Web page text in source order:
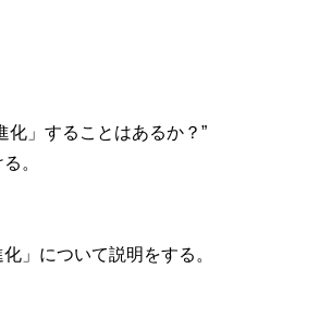
化」することはあるか？”
。
」について説明をする。